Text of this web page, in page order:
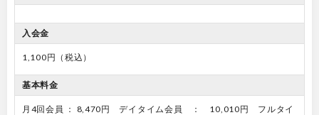
入会金
1,100円（税込）
基本料金
月4回会員 ： 8,470円 デイタイム会員 ： 10,010円 フルタイ